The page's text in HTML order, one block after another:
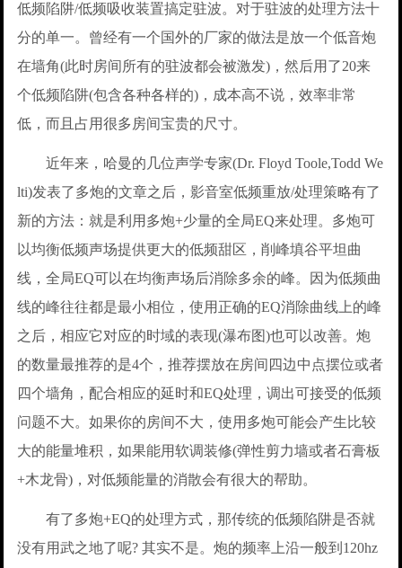
低频陷阱/低频吸收装置搞定驻波。对于驻波的处理方法十
分的单一。曾经有一个国外的厂家的做法是放一个低音炮
在墙角(此时房间所有的驻波都会被激发)，然后用了20来
个低频陷阱(包含各种各样的)，成本高不说，效率非常
低，而且占用很多房间宝贵的尺寸。
近年来，哈曼的几位声学专家(Dr. Floyd Toole,Todd We
lti)发表了多炮的文章之后，影音室低频重放/处理策略有了
新的方法：就是利用多炮+少量的全局EQ来处理。多炮可
以均衡低频声场提供更大的低频甜区，削峰填谷平坦曲
线，全局EQ可以在均衡声场后消除多余的峰。因为低频曲
线的峰往往都是最小相位，使用正确的EQ消除曲线上的峰
之后，相应它对应的时域的表现(瀑布图)也可以改善。炮
的数量最推荐的是4个，推荐摆放在房间四边中点摆位或者
四个墙角，配合相应的延时和EQ处理，调出可接受的低频
问题不大。如果你的房间不大，使用多炮可能会产生比较
大的能量堆积，如果能用软调装修(弹性剪力墙或者石膏板
+木龙骨)，对低频能量的消散会有很大的帮助。
有了多炮+EQ的处理方式，那传统的低频陷阱是否就
没有用武之地了呢? 其实不是。炮的频率上沿一般到120hz